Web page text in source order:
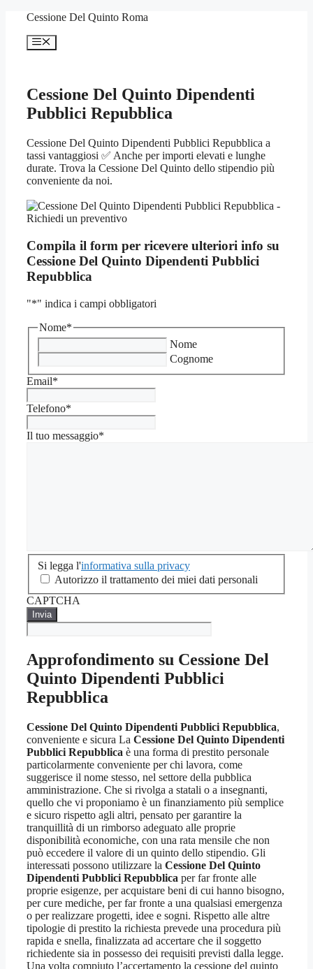
contenuto
Cessione Del Quinto Roma
Menu
Cessione Del Quinto Dipendenti
Pubblici Repubblica
Cessione Del Quinto Dipendenti Pubblici Repubblica a
tassi vantaggiosi ✅ Anche per importi elevati e lunghe
durate. Trova la Cessione Del Quinto dello stipendio più
conveniente da noi.
Compila il form per ricevere ulteriori info su
Cessione Del Quinto Dipendenti Pubblici
Repubblica
"*" indica i campi obbligatori
Nome*
Nome
Cognome
Email*
Telefono*
Il tuo messaggio*
Si
legga
sulla
privacy
Si legga l'informativa sulla privacy
Autorizzo il trattamento dei miei dati personali
CAPTCHA
Approfondimento su Cessione Del
Quinto Dipendenti Pubblici
Repubblica
Cessione Del Quinto Dipendenti Pubblici Repubblica,
conveniente e sicura La Cessione Del Quinto Dipendenti
Pubblici Repubblica è una forma di prestito personale
particolarmente conveniente per chi lavora, come
suggerisce il nome stesso, nel settore della pubblica
amministrazione. Che si rivolga a statali o a insegnanti,
quello che vi proponiamo è un finanziamento più semplice
e sicuro rispetto agli altri, pensato per garantire la
tranquillità di un rimborso adeguato alle proprie
disponibilità economiche, con una rata mensile che non
può eccedere il valore di un quinto dello stipendio. Gli
interessati possono utilizzare la Cessione Del Quinto
Dipendenti Pubblici Repubblica per far fronte alle
proprie esigenze, per acquistare beni di cui hanno bisogno,
per cure mediche, per far fronte a una qualsiasi emergenza
o per realizzare progetti, idee e sogni. Rispetto alle altre
tipologie di prestito la richiesta prevede una procedura più
rapida e snella, finalizzata ad accertare che il soggetto
richiedente sia in possesso dei requisiti previsti dalla legge.
Una volta compiuto l’accertamento la cessione del quinto